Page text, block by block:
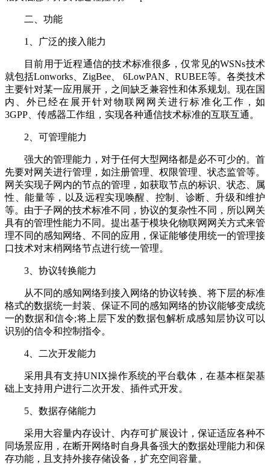
二、功能
1、广泛的接入能力
目前用于近程通信的技术标准很多，仅常见的WSNs技术
就包括Lonworks、ZigBee、 6LowPAN、RUBEE等。各类技术
主要针对某一应用展开，之间缺乏兼容性和体系规划。现在国
内、外已经在展开针对物联网网关进行标准化工作，如
3GPP、传感器工作组，实现各种通信技术标准的互联互通。
2、可管理能力
强大的管理能力，对于任何大型网络都是必不可少的。首
先要对网关进行管理，如注册管理、权限管理、状态监管等。
网关实现子网内的节点的管理，如获取节点的标识、状态、属
性、能量等，以及远程实现唤醒、控制、诊断、升级和维护
等。由于子网的技术标准不同，协议的复杂性不同，所以网关
具有的管理性能力不同。提出基于模块化物联网网关方式来管
理不同的感知网络、不同的应用，保证能够使用统一的管理接
口技术对末梢网络节点进行统一管理。
3、协议转换能力
从不同的感知网络到接入网络的协议转换、将下层的标准
格式的数据统一封装、保证不同的感知网络的协议能够变成统
一的数据和信令;将上层下发的数据包解析成感知层协议可以
识别的信令和控制指令。
4、二次开发能力
采用具有支持UNIX操作系统的平台载体，在基本框架基
础上支持用户进行二次开发、插件式开发。
5、数据存储能力
采用大容量内存设计、内存可扩展设计，保证适应各种不
同场景应用，在断开网络时自身具备强大的数据处理能力和保
存功能，且支持外接存储设备，扩充空间容量。